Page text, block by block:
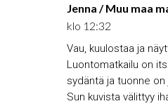
Jenna / Muu maa
klo 12:32
Vau, kuulostaa ja
Luontomatkailu on
sydäntä ja tuonne
Sun kuvista välittyy